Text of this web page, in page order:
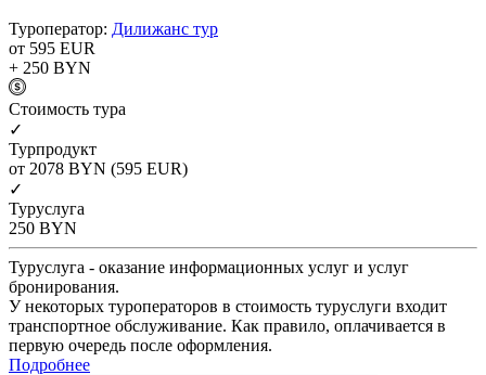
Туроператор: Дилижанс тур
от 595 EUR
+ 250 BYN
Cтоимость тура
✓
Турпродукт
от 2078 BYN (595 EUR)
✓
Туруслуга
250 BYN
Туруслуга - оказание информационных услуг и услуг
бронирования.
У некоторых туроператоров в стоимость туруслуги входит
транспортное обслуживание. Как правило, оплачивается в
первую очередь после оформления.
Подробнее